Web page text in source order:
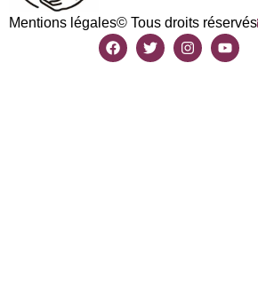
Mentions légales© Tous droits réservés